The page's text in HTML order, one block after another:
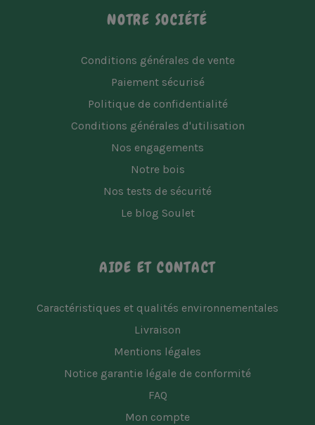
NOTRE SOCIÉTÉ
Conditions générales de vente
Paiement sécurisé
Politique de confidentialité
Conditions générales d'utilisation
Nos engagements
Notre bois
Nos tests de sécurité
Le blog Soulet
AIDE ET CONTACT
Caractéristiques et qualités environnementales
Livraison
Mentions légales
Notice garantie légale de conformité
FAQ
Mon compte